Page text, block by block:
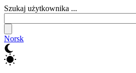
Szukaj użytkownika ...
Norsk